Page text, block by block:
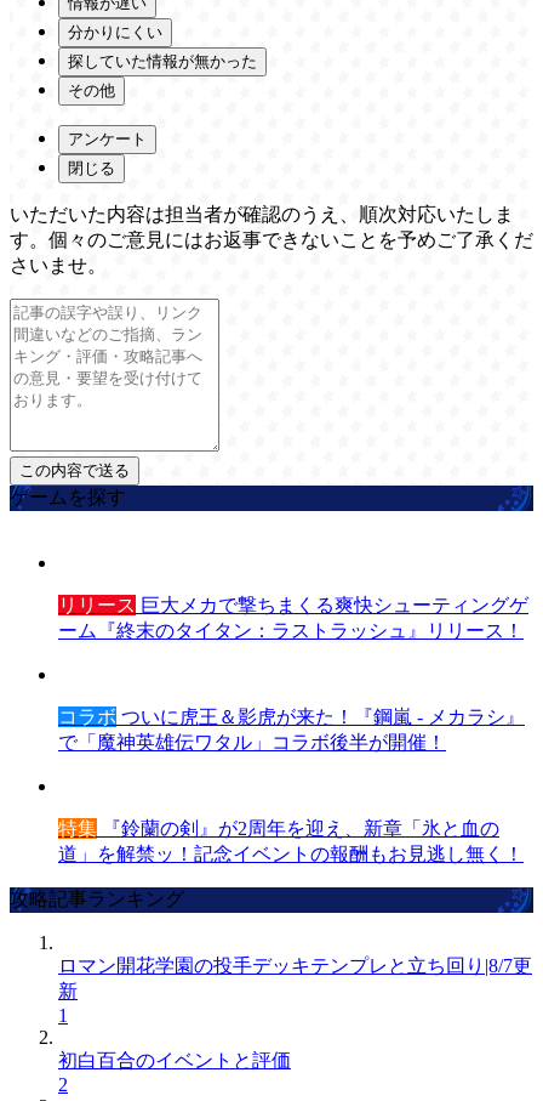
分かりにくい
探していた情報が無かった
その他
アンケート
閉じる
いただいた内容は担当者が確認のうえ、順次対応いたしま
す。個々のご意見にはお返事できないことを予めご了承くだ
さいませ。
ゲームを探す
リリース 巨大メカで撃ちまくる爽快シューティングゲ
ーム『終末のタイタン：ラストラッシュ』リリース！
コラボ ついに虎王＆影虎が来た！『鋼嵐 - メカラシ』
で「魔神英雄伝ワタル」コラボ後半が開催！
特集 『鈴蘭の剣』が2周年を迎え、新章「氷と血の
道」を解禁ッ！記念イベントの報酬もお見逃し無く！
攻略記事ランキング
ロマン開花学園の投手デッキテンプレと立ち回り|8/7更
新
1
初白百合のイベントと評価
2